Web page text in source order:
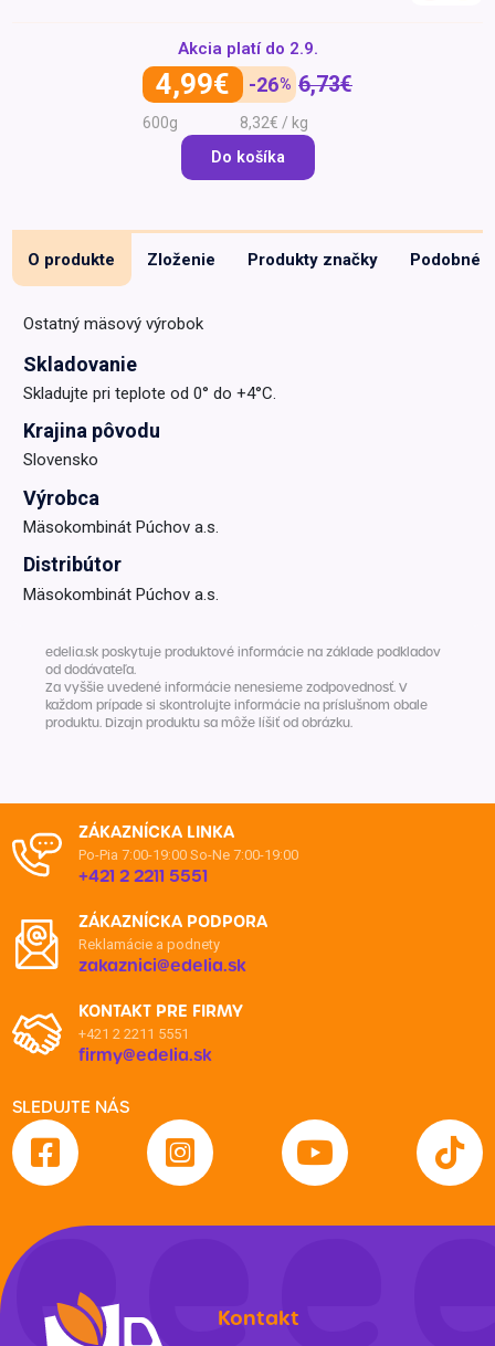
poukazy
Recepty
výživa
Drogéria a kozmetika
Domácnosť a kancelária
Lekáreň
Akcia platí do 2.9.
4,99€ -26% 6,73€
600g 8,32€ / kg
Do košíka
O produkte Zloženie Produkty značky Podobné
Ostatný mäsový výrobok
Skladovanie
Skladujte pri teplote od 0° do +4°C.
Krajina pôvodu
Slovensko
Výrobca
Mäsokombinát Púchov a.s.
Distribútor
Mäsokombinát Púchov a.s.
edelia.sk poskytuje produktové informácie na základe podkladov
od dodávateľa.
Za vyššie uvedené informácie nenesieme zodpovednosť. V
každom prípade si skontrolujte informácie na príslušnom obale
produktu. Dizajn produktu sa môže líšiť od obrázku.
ZÁKAZNÍCKA LINKA
Po-Pia 7:00-19:00 So-Ne 7:00-19:00
+421 2 2211 5551
ZÁKAZNÍCKA PODPORA
Reklamácie a podnety
zakaznici@edelia.sk
KONTAKT PRE FIRMY
+421 2 2211 5551
firmy@edelia.sk
SLEDUJTE NÁS
Kontakt